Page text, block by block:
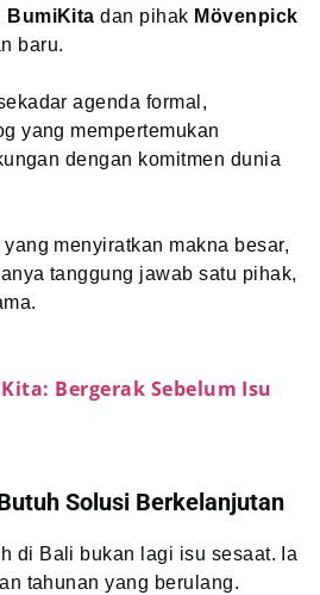
BumiKita dan pihak Mövenpick
baru.
agenda formal,
yang mempertemukan
dengan komitmen dunia
menyiratkan makna besar,
tanggung jawab satu pihak,
Bergerak Sebelum Isu
Solusi Berkelanjutan
di Bali bukan lagi isu sesaat. Ia
tahunan yang berulang.